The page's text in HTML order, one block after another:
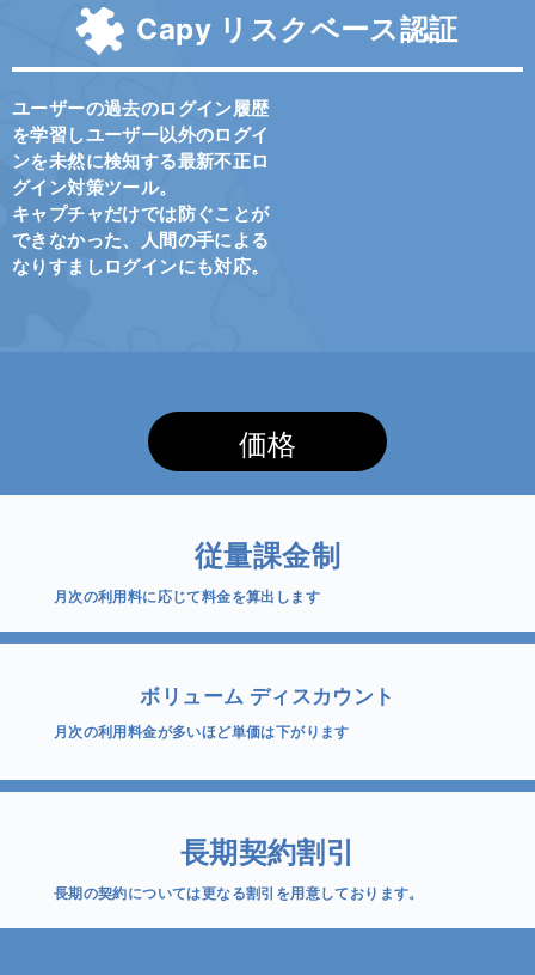
Capy リスクベース認証
ユーザーの過去のログイン履歴
を学習しユーザー以外のログイ
ンを未然に検知する最新不正ロ
グイン対策ツール。
キャプチャだけでは防ぐことが
できなかった、人間の手による
なりすましログインにも対応。
価格
従量課金制
月次の利用料に応じて料金を算出します
ボリューム ディスカウント
月次の利用料金が多いほど単価は下がります
長期契約割引
長期の契約については更なる割引を用意しております。